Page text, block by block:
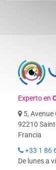
Experto en
5, Avenue
92210
Francia
+33 1 86
De lunes a